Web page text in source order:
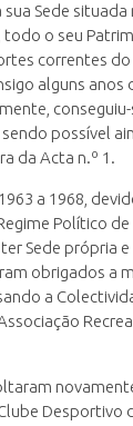
sua Sede situada
todo o seu
correntes do
alguns anos
possível
da Acta n.º 1.
a 1968,
Político de
Sede própria e
obrigados a
a
Desportivo